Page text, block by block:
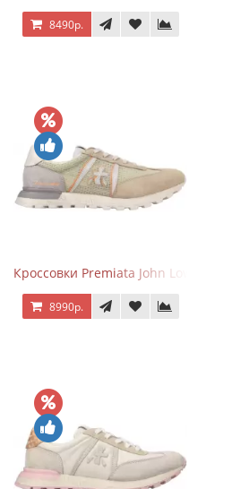
8490р.
Кроссовки Premiata John Low Sand
8990р.